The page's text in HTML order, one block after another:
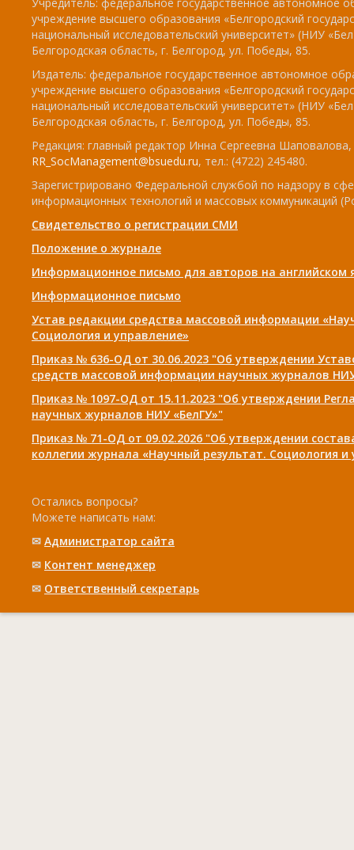
учреждение высшего образования «Белгородский
национальный исследовательский университет» (НИУ
Белгородская область, г. Белгород, ул. Победы, 85.
Издатель: федеральное государственное автономное
учреждение высшего образования «Белгородский
национальный исследовательский университет» (НИУ
Белгородская область, г. Белгород, ул. Победы, 85.
Редакция: главный редактор Инна Сергеевна
RR_SocManagement@bsuedu.ru, тел.: (4722) 245480.
Зарегистрировано Федеральной службой по надзору в
информационных технологий и массовых коммуникаций
Свидетельство о регистрации СМИ
Положение о журнале
Информационное письмо для авторов на английском
Информационное письмо
Устав редакции средства массовой информации
Социология и управление»
Приказ № 636-ОД от 30.06.2023 "Об утверждении
средств массовой информации научных журналов
Приказ № 1097-ОД от 15.11.2023 "Об утверждении
научных журналов НИУ «БелГУ»"
Приказ № 71-ОД от 09.02.2026 "Об утверждении
коллегии журнала «Научный результат. Социология и
Остались вопросы?
Можете написать нам:
✉ Администратор сайта
✉ Контент менеджер
✉ Ответственный cекретарь